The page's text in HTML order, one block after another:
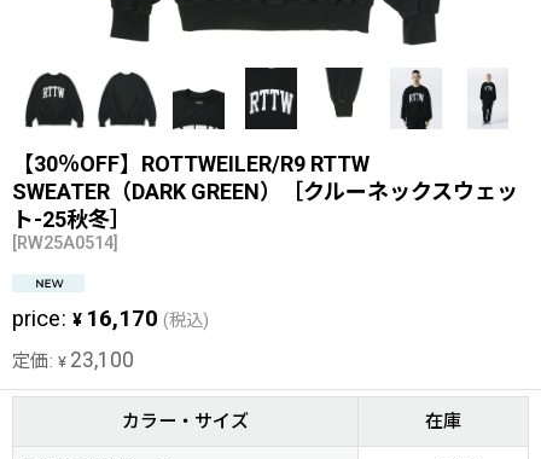
【30％OFF】ROTTWEILER/R9 RTTW
SWEATER（DARK GREEN）［クルーネックスウェッ
ト-25秋冬］
[RW25A0514]
price: ¥ 16,170 (税込)
定価: ¥ 23,100
カラー・サイズ 在庫